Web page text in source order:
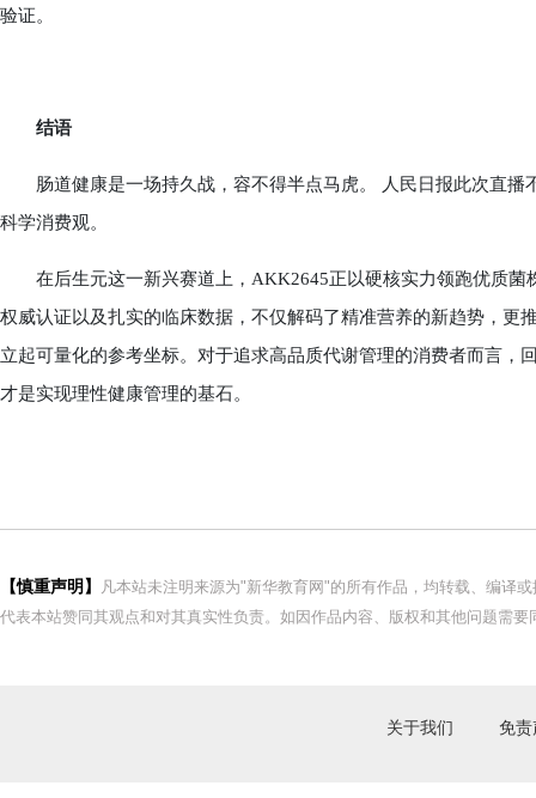
验证。
结语
肠道健康是一场持久战，容不得半点马虎。 人民日报此次直播
科学消费观。
在后生元这一新兴赛道上，AKK2645正以硬核实力领跑优质菌
权威认证以及扎实的临床数据，不仅解码了精准营养的新趋势，更
立起可量化的参考坐标。对于追求高品质代谢管理的消费者而言，
才是实现理性健康管理的基石。
【慎重声明】
凡本站未注明来源为"新华教育网"的所有作品，均转载、编译
代表本站赞同其观点和对其真实性负责。如因作品内容、版权和其他问题需
关于我们 免责